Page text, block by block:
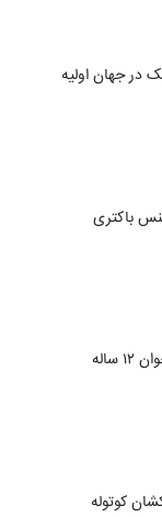
در جهان اولیه
باکتری
کشف ۲ سیارک جدید توسط نوجوان ۱۲ ساله
کوتوله